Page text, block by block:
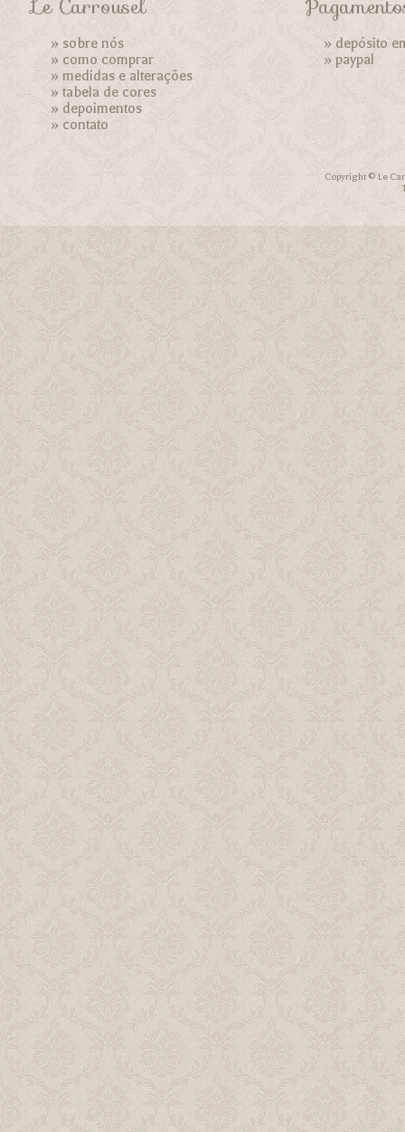
Le Carrousel
» sobre nós
»como comprar
»medidas e alterações
»tabela de cores
»depoimentos
»contato
» depósito
»paypal
Copyright © Le